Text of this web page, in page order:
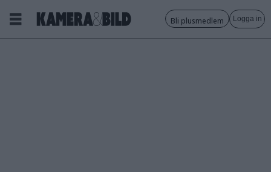
Bli plusmedlem Logga in